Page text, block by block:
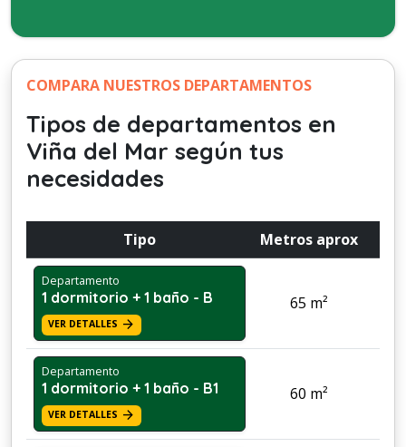
COMPARA NUESTROS DEPARTAMENTOS
Tipos de departamentos en
Viña del Mar según tus
necesidades
Tipo Metros aprox
Departamento
1 dormitorio + 1 baño - B
VER DETALLES arrow_forward
65 m²
Departamento
1 dormitorio + 1 baño - B1
VER DETALLES arrow_forward
60 m²